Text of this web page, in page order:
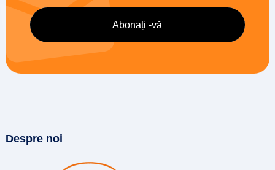
Despre noi